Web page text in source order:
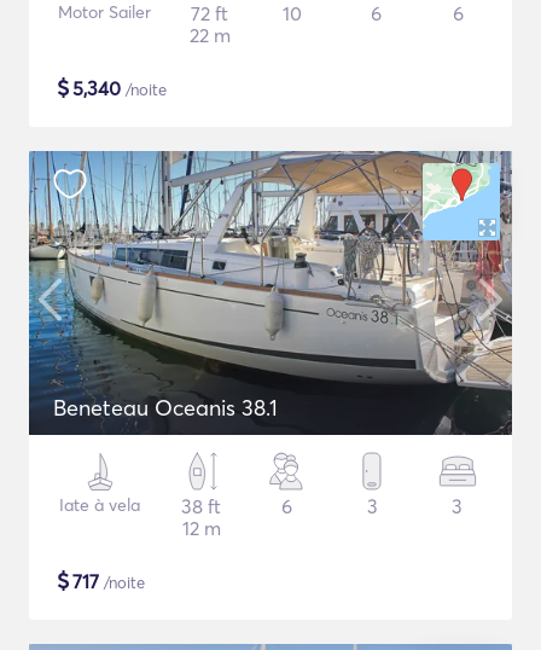
Motor Sailer
72 ft
22 m
10 6 6
$5,340 /noite
Beneteau Oceanis 38.1
Iate à vela
38 ft
12 m
6 3 3
$717 /noite